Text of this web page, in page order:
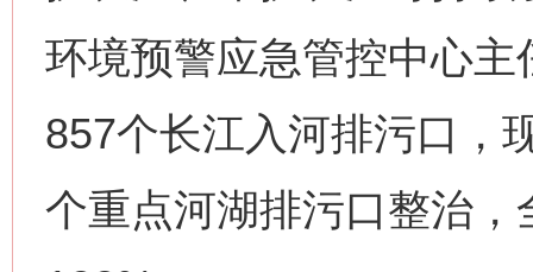
环境预警应急管控中心
857个长江入河排污口，
个重点河湖排污口整治